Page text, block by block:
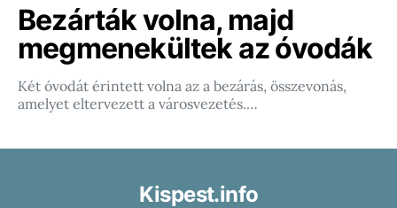
Bezárták volna, majd
megmenekültek az óvodák
Két óvodát érintett volna az a bezárás, összevonás,
amelyet eltervezett a városvezetés.…
Kispest.info